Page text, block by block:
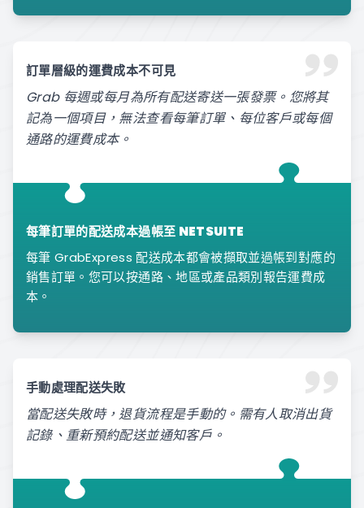
訂單層級的運費成本不可見
Grab 每週或每月為所有配送寄送一張發票。您將其
記為一個項目，無法查看每筆訂單、每位客戶或每個
通路的運費成本。
每筆訂單的配送成本過帳至 NETSUITE
每筆 GrabExpress 配送成本都會被擷取並過帳到對應的
銷售訂單。您可以按通路、地區或產品類別報告運費成
本。
手動處理配送失敗
當配送失敗時，退貨流程是手動的。需有人取消出貨
記錄、重新預約配送並通知客戶。